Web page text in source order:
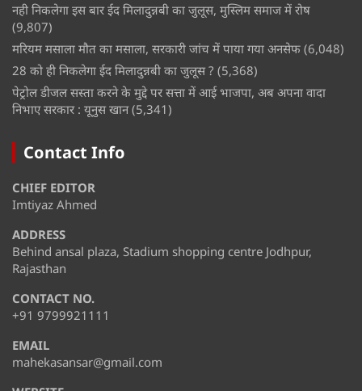
नही निकलेगा इस बार ईद मिलादुन्नबी का जुलूस, मुस्लिम समाज में रोष
(9,807)
मरियम मसाला मौत का मसाला, सरकारी जांच में पाया गया अनसेफ (6,048)
28 को ही निकलेगा ईद मिलादुन्नबी का जुलूस ? (5,368)
पेट्रोल डीजल सस्ता करने के मुद्दे पर सत्ता में आई भाजपा, अब अपना वादा
निभाए सरकार : यूनुस खान (5,341)
Contact Info
CHIEF EDITOR
Imtiyaz Ahmed
ADDRESS
Behind ansal plaza, Stadium shopping centre Jodhpur,
Rajasthan
CONTACT NO.
+91 9799921111
EMAIL
mahekasansar@gmail.com